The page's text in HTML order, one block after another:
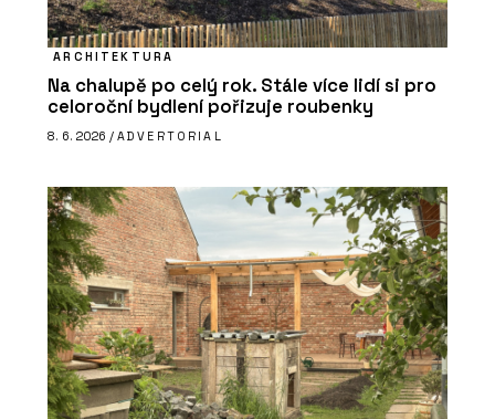
ARCHITEKTURA
Na chalupě po celý rok. Stále více lidí si pro
celoroční bydlení pořizuje roubenky
8. 6. 2026 / ADVERTORIAL